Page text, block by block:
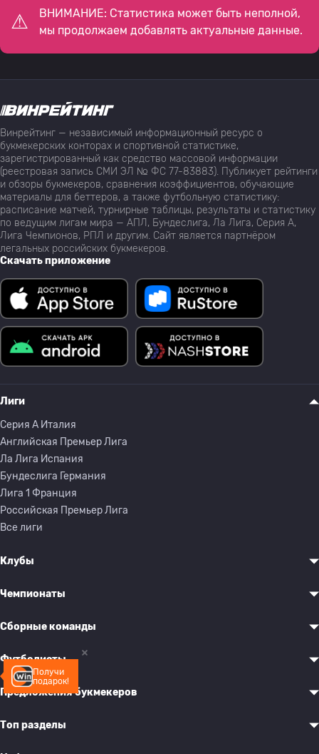
ВНИМАНИЕ: Статистика может быть неполной,
мы продолжаем добавлять актуальные данные.
Получи
подарок!
Винрейтинг — независимый информационный ресурс о
букмекерских конторах и спортивной статистике,
зарегистрированный как средство массовой информации
(реестровая запись СМИ ЭЛ № ФС 77-83883). Публикует рейтинги
и обзоры букмекеров, сравнения коэффициентов, обучающие
материалы для беттеров, а также футбольную статистику:
расписание матчей, турнирные таблицы, результаты и статистику
по ведущим лигам мира — АПЛ, Бундеслига, Ла Лига, Серия А,
Лига Чемпионов, РПЛ и другим. Сайт является партнёром
легальных российских букмекеров.
Скачать приложение
Лиги
Серия A Италия
Английская Премьер Лига
Ла Лига Испания
Бундеслига Германия
Лига 1 Франция
Российская Премьер Лига
Все лиги
Клубы
Чемпионаты
Сборные команды
Футболисты
Предложения букмекеров
Топ разделы